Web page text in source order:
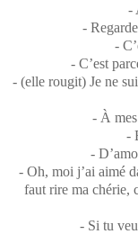
-
-
-
- C’est
- (elle rougit) Je ne
- À
-
-
- Oh, moi j’ai aimé
faut rire ma chérie,
- Si tu